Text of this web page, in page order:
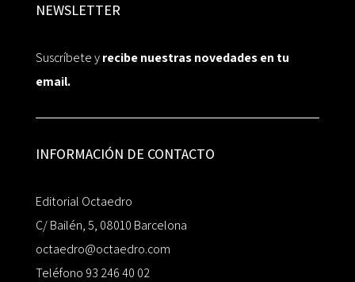
NEWSLETTER
Suscríbete yrecibe nuestras novedades en tu
email.
INFORMACIÓN DE CONTACTO
Editorial Octaedro
C/ Bailén, 5, 08010 Barcelona
octaedro@octaedro.com
Teléfono 93 246 40 02